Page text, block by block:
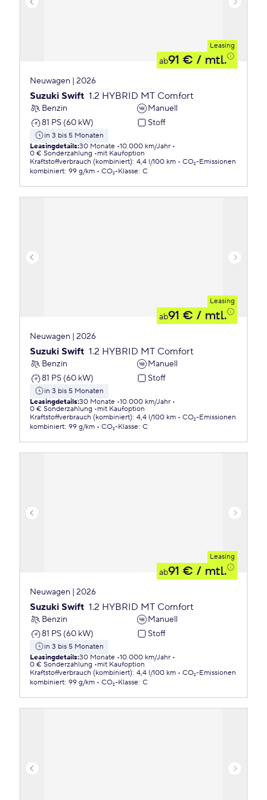
Leasing
ab91 € / mtl.
Neuwagen | 2026
Suzuki Swift 1.2 HYBRID MT Comfort
Benzin
Manuell
81 PS (60 kW)
Stoff
in 3 bis 5 Monaten
Leasingdetails:30 Monate 10.000 km/Jahr
0 € Sonderzahlung
mit Kaufoption
Kraftstoffverbrauch (kombiniert): 4,4 l/100 km
CO₂-Emissionen
kombiniert: 99 g/km CO₂-Klasse: C
Leasing
ab91 € / mtl.
Neuwagen | 2026
Suzuki Swift 1.2 HYBRID MT Comfort
Benzin
Manuell
81 PS (60 kW)
Stoff
in 3 bis 5 Monaten
Leasingdetails:30 Monate 10.000 km/Jahr
0 € Sonderzahlung
mit Kaufoption
Kraftstoffverbrauch (kombiniert): 4,4 l/100 km
CO₂-Emissionen
kombiniert: 99 g/km CO₂-Klasse: C
Leasing
ab91 € / mtl.
Neuwagen | 2026
Suzuki Swift 1.2 HYBRID MT Comfort
Benzin
Manuell
81 PS (60 kW)
Stoff
in 3 bis 5 Monaten
Leasingdetails:30 Monate 10.000 km/Jahr
0 € Sonderzahlung
mit Kaufoption
Kraftstoffverbrauch (kombiniert): 4,4 l/100 km
CO₂-Emissionen
kombiniert: 99 g/km CO₂-Klasse: C